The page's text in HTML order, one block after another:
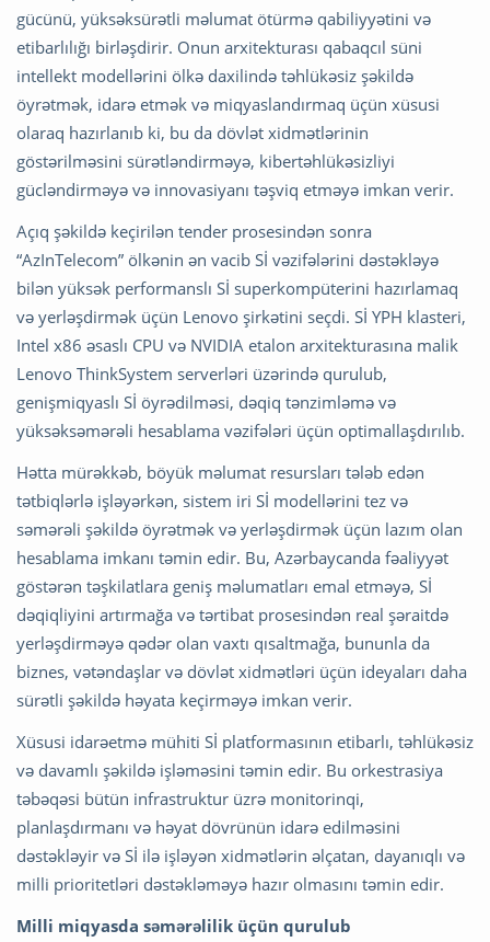
gücünü, yüksəksürətli məlumat ötürmə qabiliyyətini və
etibarlılığı birləşdirir. Onun arxitekturası qabaqcıl süni
intellekt modellərini ölkə daxilində təhlükəsiz şəkildə
öyrətmək, idarə etmək və miqyaslandırmaq üçün xüsusi
olaraq hazırlanıb ki, bu da dövlət xidmətlərinin
göstərilməsini sürətləndirməyə, kibertəhlükəsizliyi
gücləndirməyə və innovasiyanı təşviq etməyə imkan verir.
Açıq şəkildə keçirilən tender prosesindən sonra
“AzInTelecom” ölkənin ən vacib Sİ vəzifələrini dəstəkləyə
bilən yüksək performanslı Sİ superkompüterini hazırlamaq
və yerləşdirmək üçün Lenovo şirkətini seçdi. Sİ YPH klasteri,
Intel x86 əsaslı CPU və NVIDIA etalon arxitekturasına malik
Lenovo ThinkSystem serverləri üzərində qurulub,
genişmiqyaslı Sİ öyrədilməsi, dəqiq tənzimləmə və
yüksəksəmərəli hesablama vəzifələri üçün optimallaşdırılıb.
Hətta mürəkkəb, böyük məlumat resursları tələb edən
tətbiqlərlə işləyərkən, sistem iri Sİ modellərini tez və
səmərəli şəkildə öyrətmək və yerləşdirmək üçün lazım olan
hesablama imkanı təmin edir. Bu, Azərbaycanda fəaliyyət
göstərən təşkilatlara geniş məlumatları emal etməyə, Sİ
dəqiqliyini artırmağa və tərtibat prosesindən real şəraitdə
yerləşdirməyə qədər olan vaxtı qısaltmağa, bununla da
biznes, vətəndaşlar və dövlət xidmətləri üçün ideyaları daha
sürətli şəkildə həyata keçirməyə imkan verir.
Xüsusi idarəetmə mühiti Sİ platformasının etibarlı, təhlükəsiz
və davamlı şəkildə işləməsini təmin edir. Bu orkestrasiya
təbəqəsi bütün infrastruktur üzrə monitorinqi,
planlaşdırmanı və həyat dövrünün idarə edilməsini
dəstəkləyir və Sİ ilə işləyən xidmətlərin əlçatan, dayanıqlı və
milli prioritetləri dəstəkləməyə hazır olmasını təmin edir.
Milli miqyasda səmərəlilik üçün qurulub